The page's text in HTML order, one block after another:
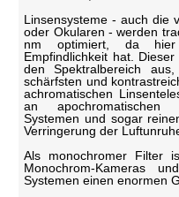
Linsensysteme - auch die
oder Okularen - werden
nm optimiert, da
Empfindlichkeit hat.
den Spektralbereich
schärfsten und
achromatischen
an apochromatischen
Systemen und sogar
Verringerung der
Als monochromer Filter
Monochrom-Kameras
Systemen einen enormen